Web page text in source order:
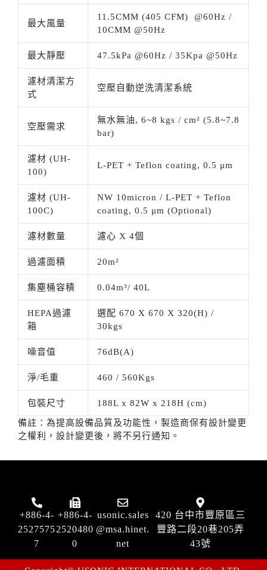
最大風量
11.5CMM (405 CFM) @60Hz /
10CMM @50Hz
最大靜壓 47.5kPa @60Hz / 35Kpa @50Hz
濾材清潔方
式
空壓自動逆洗清潔系統
空壓需求
無水無油, 6~8 kgs / cm² (5.8~7.8
bar)
濾材 (UH-
100)
L-PET + Teflon coating, 0.5 μm
濾材 (UH-
100C)
NW 10micron / L-PET + Teflon
coating, 0.5 μm (Optional)
濾材數量 濾心 X 4個
過濾面積 20m²
集塵桶容積 0.04m³/ 40L
HEPA過濾
箱
選配 670 X 670 X 320(H) /
30kgs
噪音值 76dB(A)
淨/毛重 460 / 560Kgs
包裝尺寸 188L x 82W x 218H (cm)
備註：為提高設備品質及功能性，製造商保有設計變更
之權利，設計變更後，將不另行通知。
+886-4-
2527575
7
+886-4-
2520480
0
usonic.sales
@msa.hinet.
net
420 台中市豐原區三
豐路二段20巷205弄
43號